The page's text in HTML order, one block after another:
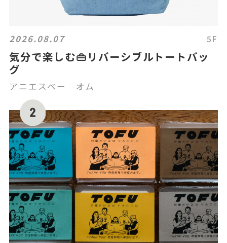
2026.08.07 5F
気分で楽しむ👜リバーシブルトートバッ
グ
アニエスベー オム